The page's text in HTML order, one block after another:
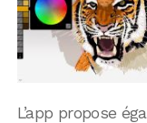
L’app propose